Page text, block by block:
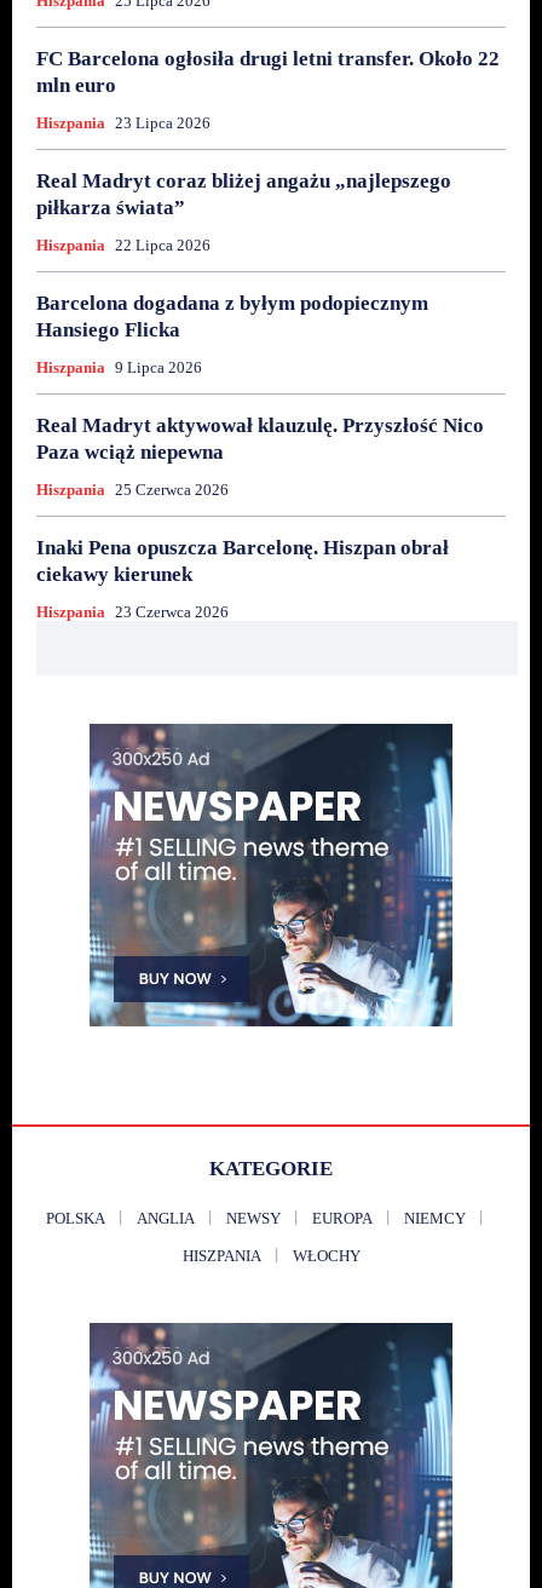
FC Barcelona ogłosiła drugi letni transfer. Około 22
mln euro
Hiszpania 23 Lipca 2026
Real Madryt coraz bliżej angażu „najlepszego
piłkarza świata”
Hiszpania 22 Lipca 2026
Barcelona dogadana z byłym podopiecznym
Hansiego Flicka
Hiszpania 9 Lipca 2026
Real Madryt aktywował klauzulę. Przyszłość Nico
Paza wciąż niepewna
Hiszpania 25 Czerwca 2026
Inaki Pena opuszcza Barcelonę. Hiszpan obrał
ciekawy kierunek
Hiszpania 23 Czerwca 2026
KATEGORIE
POLSKA ANGLIA NEWSY EUROPA NIEMCY
HISZPANIA WŁOCHY